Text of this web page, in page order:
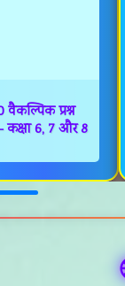
प्रश्न
कक्षा 6, 7 और 8